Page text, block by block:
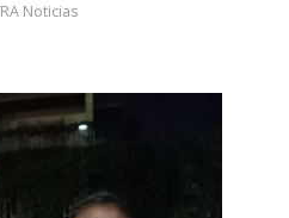
Noticias